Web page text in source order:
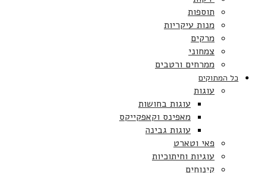
תוספות
מנות עיקריות
מרקים
צמחוני
ממרחים ורטבים
כל המתוקים
עוגות
עוגות בחושות
מאפינס וקאפקייקס
עוגות גבינה
פאי וטארט
עוגיות וחיתוכיות
קינוחים